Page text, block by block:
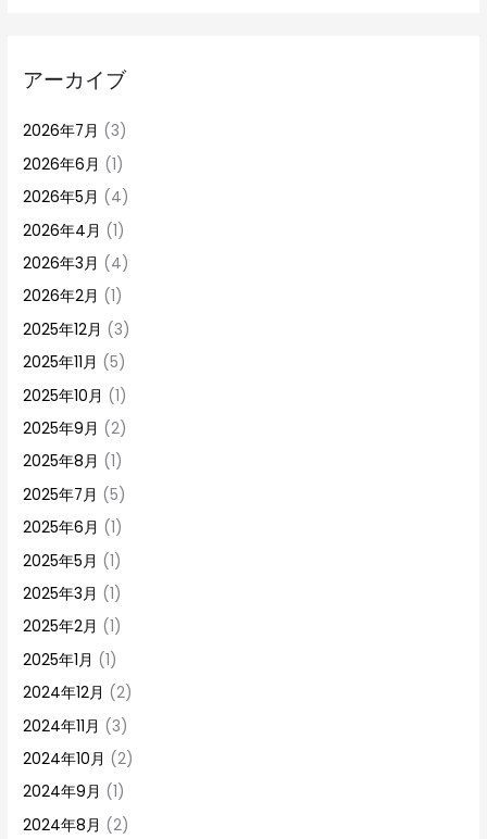
アーカイブ
2026年7月 (3)
2026年6月 (1)
2026年5月 (4)
2026年4月 (1)
2026年3月 (4)
2026年2月 (1)
2025年12月 (3)
2025年11月 (5)
2025年10月 (1)
2025年9月 (2)
2025年8月 (1)
2025年7月 (5)
2025年6月 (1)
2025年5月 (1)
2025年3月 (1)
2025年2月 (1)
2025年1月 (1)
2024年12月 (2)
2024年11月 (3)
2024年10月 (2)
2024年9月 (1)
2024年8月 (2)